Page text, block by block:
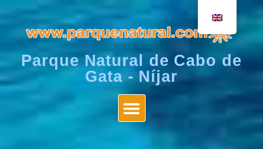
Parque Natural de Cabo de
Gata - Níjar